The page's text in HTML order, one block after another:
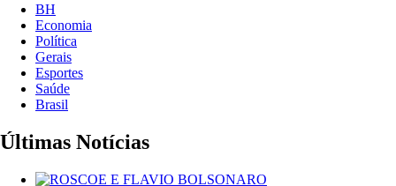
BH
Economia
Política
Gerais
Esportes
Saúde
Brasil
Últimas Notícias